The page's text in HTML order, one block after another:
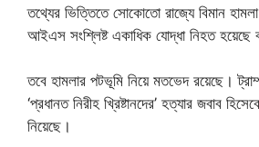
তথ্যের ভিত্তিতে সোকোতো রাজ্যে বিমান
আইএস সংশ্লিষ্ট একাধিক যোদ্ধা নিহত হয়েছে
তবে হামলার পটভূমি নিয়ে মতভেদ রয়েছে।
‘প্রধানত নিরীহ খ্রিষ্টানদের’ হত্যার জবাব
নিয়েছে।